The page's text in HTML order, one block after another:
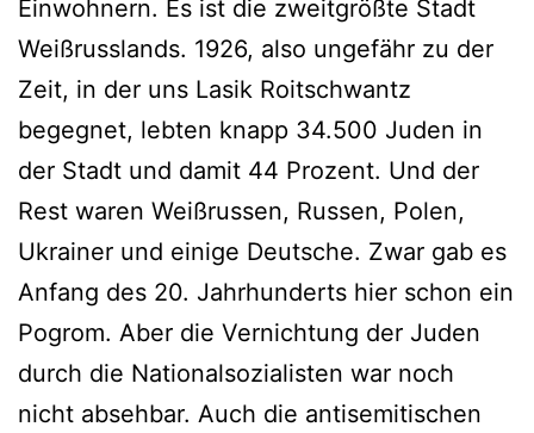
Einwohnern. Es ist die zweitgrößte Stadt
Weißrusslands. 1926, also ungefähr zu der
Zeit, in der uns Lasik Roitschwantz
begegnet, lebten knapp 34.500 Juden in
der Stadt und damit 44 Prozent. Und der
Rest waren Weißrussen, Russen, Polen,
Ukrainer und einige Deutsche. Zwar gab es
Anfang des 20. Jahrhunderts hier schon ein
Pogrom. Aber die Vernichtung der Juden
durch die Nationalsozialisten war noch
nicht absehbar. Auch die antisemitischen